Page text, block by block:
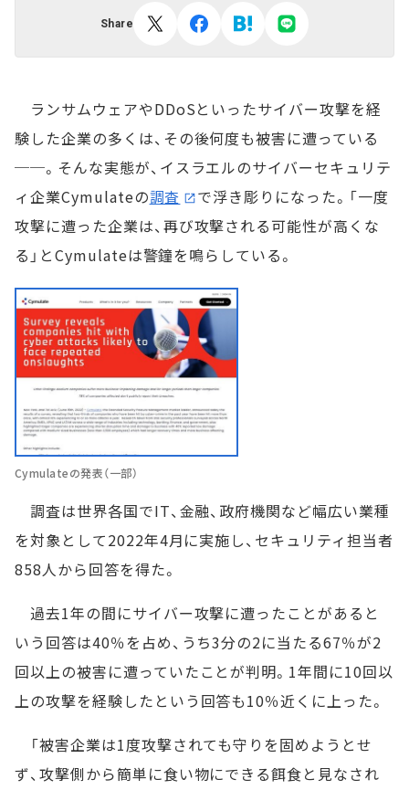
Share
ランサムウェアやDDoSといったサイバー攻撃を経
験した企業の多くは、その後何度も被害に遭っている
──。そんな実態が、イスラエルのサイバーセキュリテ
ィ企業Cymulateの調査
で浮き彫りになった。「一度
攻撃に遭った企業は、再び攻撃される可能性が高くな
る」とCymulateは警鐘を鳴らしている。
Cymulateの発表（一部）
調査は世界各国でIT、金融、政府機関など幅広い業種
を対象として2022年4月に実施し、セキュリティ担当者
858人から回答を得た。
過去1年の間にサイバー攻撃に遭ったことがあると
いう回答は40％を占め、うち3分の2に当たる67％が2
回以上の被害に遭っていたことが判明。1年間に10回以
上の攻撃を経験したという回答も10％近くに上った。
「被害企業は1度攻撃されても守りを固めようとせ
ず、攻撃側から簡単に食い物にできる餌食と見なされ